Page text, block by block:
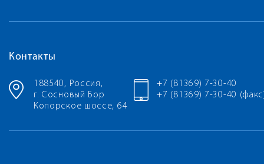
Контакты
188540, Россия,
г. Сосновый Бор
Копорское шоссе, 64
+7 (81369) 7-30-40
+7 (81369) 7-30-40